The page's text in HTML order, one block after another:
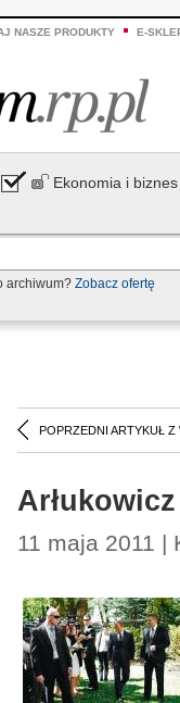
NASZE PRODUKTY E-
Ekonomia i biznes
archiwum? Zobacz ofertę
POPRZEDNI ARTYKUŁ Z
11 maja 2011 |